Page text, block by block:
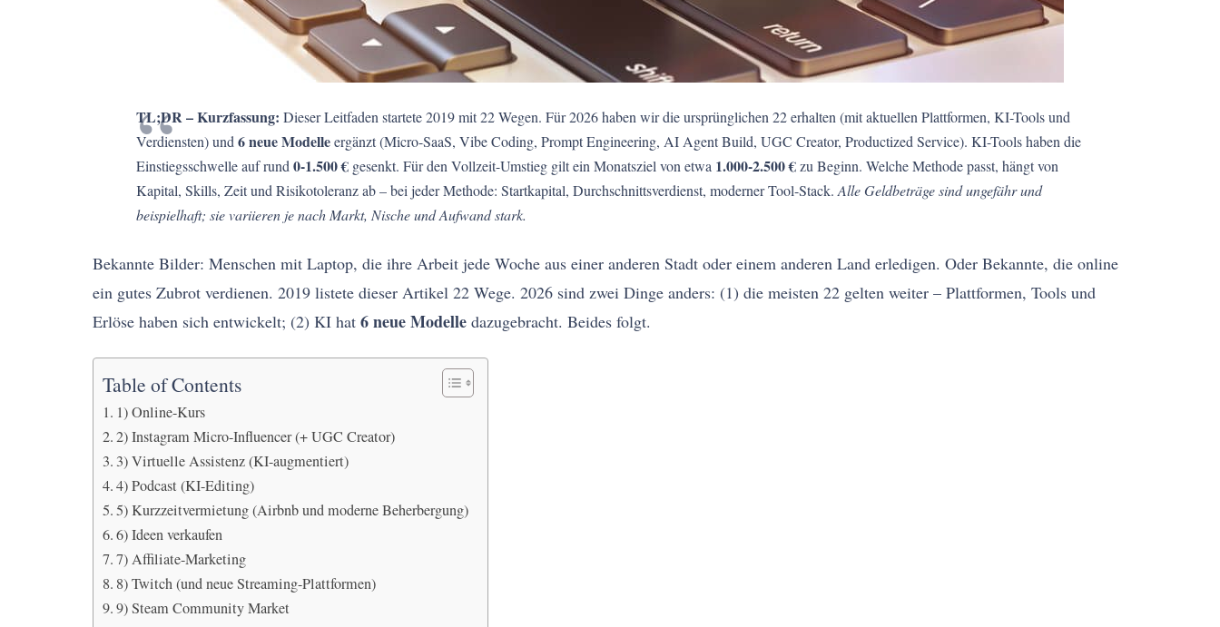
TL;DR – Kurzfassung: Dieser Leitfaden startete 2019 mit 22 Wegen. Für 2026 haben wir die ursprünglichen 22 erhalten (mit aktuellen Plattformen, KI-Tools und
Verdiensten) und 6 neue Modelleergänzt (Micro-SaaS, Vibe Coding, Prompt Engineering, AI Agent Build, UGC Creator, Productized Service). KI-Tools haben die
Einstiegsschwelle auf rund 0-1.500 € gesenkt. Für den Vollzeit-Umstieg gilt ein Monatsziel von etwa 1.000-2.500 €zu Beginn. Welche Methode passt, hängt von
Kapital, Skills, Zeit und Risikotoleranz ab – bei jeder Methode: Startkapital, Durchschnittsverdienst, moderner Tool-Stack. Alle Geldbeträge sind ungefähr und
beispielhaft; sie variieren je nach Markt, Nische und Aufwand stark.
Bekannte Bilder: Menschen mit Laptop, die ihre Arbeit jede Woche aus einer anderen Stadt oder einem anderen Land erledigen. Oder Bekannte, die online
ein gutes Zubrot verdienen. 2019 listete dieser Artikel 22 Wege. 2026 sind zwei Dinge anders: (1) die meisten 22 gelten weiter – Plattformen, Tools und
Erlöse haben sich entwickelt; (2) KI hat 6 neue Modelle dazugebracht. Beides folgt.
Table of Contents
1) Online-Kurs
2) Instagram Micro-Influencer (+ UGC Creator)
3) Virtuelle Assistenz (KI-augmentiert)
4) Podcast (KI-Editing)
5) Kurzzeitvermietung (Airbnb und moderne Beherbergung)
6) Ideen verkaufen
7) Affiliate-Marketing
8) Twitch (und neue Streaming-Plattformen)
9) Steam Community Market